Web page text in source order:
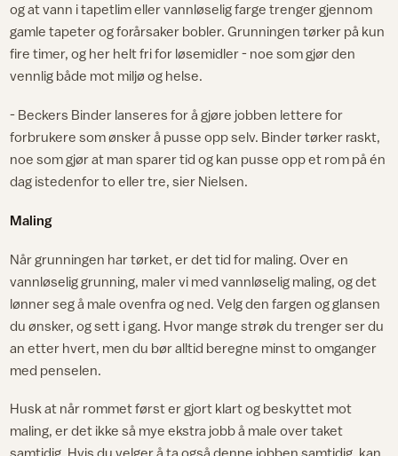
og at vann i tapetlim eller vannløselig farge trenger gjennom
gamle tapeter og forårsaker bobler. Grunningen tørker på kun
fire timer, og her helt fri for løsemidler - noe som gjør den
vennlig både mot miljø og helse.
- Beckers Binder lanseres for å gjøre jobben lettere for
forbrukere som ønsker å pusse opp selv. Binder tørker raskt,
noe som gjør at man sparer tid og kan pusse opp et rom på én
dag istedenfor to eller tre, sier Nielsen.
Maling
Når grunningen har tørket, er det tid for maling. Over en
vannløselig grunning, maler vi med vannløselig maling, og det
lønner seg å male ovenfra og ned. Velg den fargen og glansen
du ønsker, og sett i gang. Hvor mange strøk du trenger ser du
an etter hvert, men du bør alltid beregne minst to omganger
med penselen.
Husk at når rommet først er gjort klart og beskyttet mot
maling, er det ikke så mye ekstra jobb å male over taket
samtidig. Hvis du velger å ta også denne jobben samtidig, kan